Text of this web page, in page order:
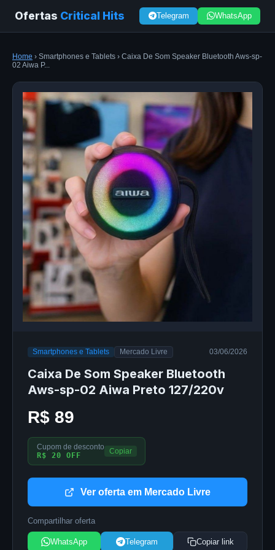
Ofertas Critical Hits Telegram WhatsApp
Home › Smartphones e Tablets › Caixa De Som Speaker Bluetooth Aws-sp-
02 Aiwa P...
Smartphones e Tablets Mercado Livre 03/06/2026
Caixa De Som Speaker Bluetooth
Aws-sp-02 Aiwa Preto 127/220v
R$ 89
Cupom de desconto
R$ 20 OFF
Copiar
Ver oferta em Mercado Livre
Compartilhar oferta
WhatsApp Telegram Copiar link